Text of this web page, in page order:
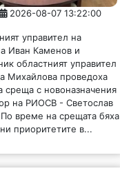
2026-08-07 13:22:00
управител на
Иван Каменов и
областният управител
Михайлова проведоха
среща с новоназначения
на РИОСВ - Светослав
време на срещата бяха
приоритетите в...